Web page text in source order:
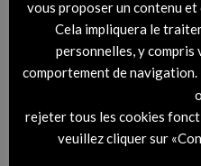
vous proposer un contenu
Cela impliquera le
personnelles, y
comportement de
rejeter tous les cookies
veuillez cliquer sur